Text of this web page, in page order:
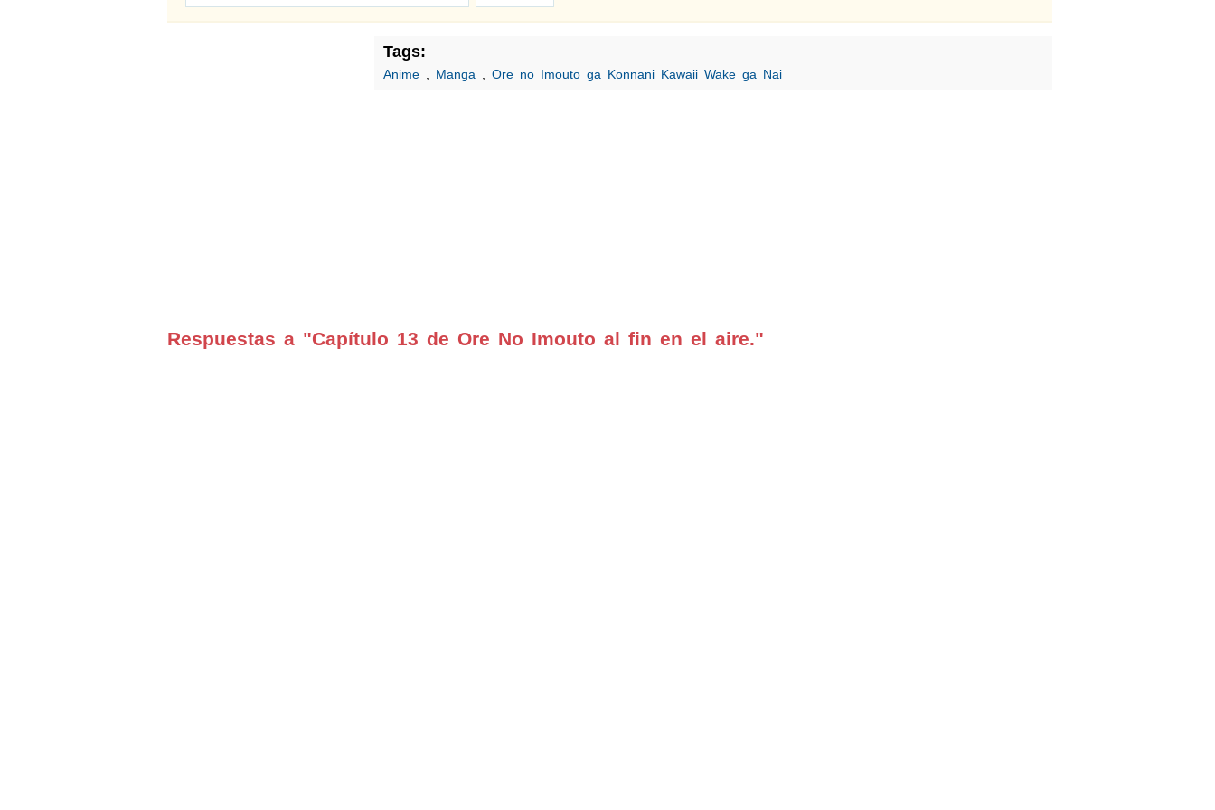
Tags:
Anime, Manga Ore no Imouto ga Konnani Kawaii Wake ga Nai
Respuestas a "Capítulo 13 de Ore No Imouto al fin en el aire."